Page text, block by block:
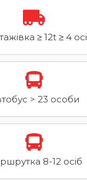
≥ 12t ≥ 4 осі
> 23 особи
8-12 осіб